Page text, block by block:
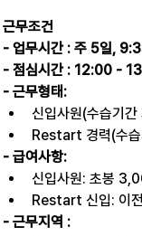
근무조건
- 업무시간 : 주 5일,
- 점심시간 : 12:00 -
- 근무형태:
신입사원(수습기
Restart 경력(수
- 급여사항:
신입사원: 초봉
Restart 신입: 이
- 근무지역 :